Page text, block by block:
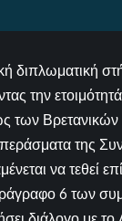
διπλωματική
την
των Βρετανικών
της
να τεθεί
6 των